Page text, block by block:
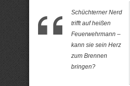
Schüchterner Nerd
trifft auf heißen
Feuerwehrmann –
kann sie sein Herz
zum Brennen
bringen?